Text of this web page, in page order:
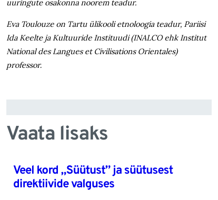
uuringute osakonna noorem teadur.
Eva Toulouze on Tartu ülikooli etnoloogia teadur, Pariisi
Ida Keelte ja Kultuuride Instituudi (INALCO ehk Institut
National des Langues et Civilisations Orientales)
professor.
Vaata lisaks
Veel kord „Süütust” ja süütusest
direktiivide valguses